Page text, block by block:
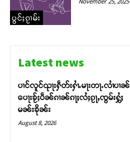
ပွင်ႈၵႂၢမ်း
Latest news
ပၢင်လူင်ၺႃးႁဵတ်းႁၢႆႉမႃးတႃႉလၢႆပၢၼ် ​​
ပေႃးၶႂ်ႈပဵၼ်ၵၢၼ်ၵႃႈလႆႈၵႂႃႇၸွမ်းႁွႆႈ
မၼ်းၶိုၼ်း
August 8, 2026